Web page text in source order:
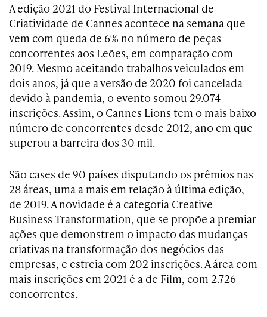
A edição 2021 do Festival Internacional de
Criatividade de Cannes acontece na semana que
vem com queda de 6% no número de peças
concorrentes aos Leões, em comparação com
2019. Mesmo aceitando trabalhos veiculados em
dois anos, já que a versão de 2020 foi cancelada
devido à pandemia, o evento somou 29.074
inscrições. Assim, o Cannes Lions tem o mais baixo
número de concorrentes desde 2012, ano em que
superou a barreira dos 30 mil.
São cases de 90 países disputando os prêmios nas
28 áreas, uma a mais em relação à última edição,
de 2019. A novidade é a categoria Creative
Business Transformation, que se propõe a premiar
ações que demonstrem o impacto das mudanças
criativas na transformação dos negócios das
empresas, e estreia com 202 inscrições. A área com
mais inscrições em 2021 é a de Film, com 2.726
concorrentes.